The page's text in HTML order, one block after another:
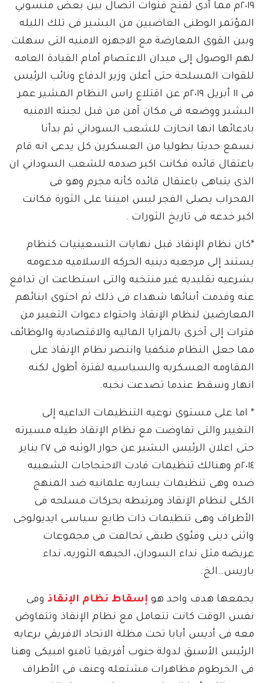
٢٠١٩م مما أدى لفتح قنوات اتصال بين بعض منسوبي
المؤتمر الوطنى الغاضبين من البشير فى تلك الليله
وبين القوى المعارضة مع الاجهزه الامنيه التى سهلت
لهم الوصول إلى ميدان الاعتصام أمام القيادة العامه
للقوات المسلحة حتى أعلن وزير الدفاع ونائب الرئيس
فى ١١ أبريل ٢٠١٩م عن اقتلاع راس النظام المشير عمر
البشير ووضعه فى مكان آمن من قبل لجنته الامنيه
بادعائها انها انحازت للشعب السوداني ثم بدأنا
نسمع حديثا بطوليا من العسكرين كل يدعى انه قام
باعتقال قائده فكانت اكبر صدمه للشعب السوداني ان
الذى يتباهى باعتقال قائده كأنه مجرم وهو فى
المحراب يصلى الفجر ليس اميننا على الثورة فكانت
اكبر خدعه فى تاريخ الثورات .
*كان نظام الإنقاذ قبل نهايات التسعينيات كنظام
يستند إلى مرجعيه دينيه الحركه الاسلاميه مدعومه
بشرعيه تقليديه غير منتخبه والتى استطاعت ان تدافع
عنه وقدمت أبنائها شهداء فى ذلك ثم احتوى ابنائهم
المعارضين لنظام الإنقاذ واحتواء دعوات التغيير من
فترات إلى آخرى بالمزايا الماليه والاقتصادية والوظائف
مما جعل النظام متكفيا وانتصر نظام الإنقاذ على
المقاومه العسكريه والسياسيه لفترة أطول لكنه
انهار وسقط عندما تصدعت نخبه.
* اما على مستوى نوعيه التنظيمات الداعيه إلى
التغيير والتى تفاوضت مع نظام الإنقاذ طيله مسيرته
حتى اعلان الرئيس البشير عن حوار الوثبه فى ٢٧ يناير
٢٠١٤م وهنالك تنظيمات قادت الاحتجاجات الشعبيه
ضده وهى تنظيمات يساريه علمانيه ضد المنهج
الكلى لنظام الإنقاذ ومرتبطه بحركات مسلحه فى
الأطراف وهى تنظيمات ذات طابع سياسى ايديولوجى
واثنى دينى وفئوى طبقى تحالفت فى مجموعات
عريضه مثل نداء السودان، الجبهه الثوريه، نداء
باريس…الخ.
يجمعها هدف واحد هو إسقاط نظام الإنقاذ وفى
نفس الوقت كانت تتعامل مع نظام الإنقاذ وتتفاوض
معه فى أديس أبابا تحت مظلة الاتحاد الافريقي برعايه
الرئيس الأسبق لدولة جنوب أفريقيا ثامبو امبيكى وهنا
فى الخرطوم مظاهرات مشتعله وعنف فى الأطراف